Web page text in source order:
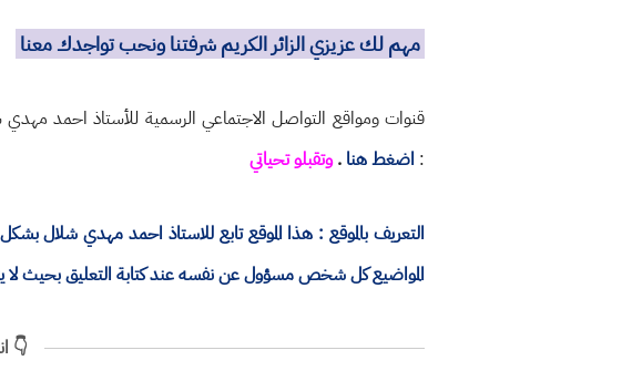
مهم لك عزيزي الزائر الكريم شرفتنا ونحب تواجدك معنا
قنوات ومواقع التواصل الاجتماعي الرسمية للأستاذ احمد
: اضغط هنا .وتقبلو تحياتي
التعريف بالموقع : هذا الموقع تابع للاستاذ احمد مهدي شلال
المواضيع كل شخص مسؤول عن نفسه عند كتابة التعليق بحيث
👇